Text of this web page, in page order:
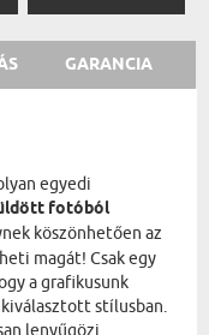
GARANCIA
egyedi
fotóból
köszönhetően az
magát! Csak egy
a grafikusunk
stílusban.
lenyűgözi